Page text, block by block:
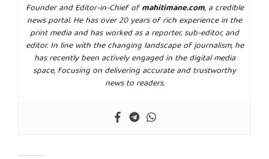
Founder and Editor-in-Chief ofmahitimane.com, a credible
news portal. He has over 20 years of rich experience in the
print media and has worked as a reporter, sub-editor, and
editor. In line with the changing landscape of journalism, he
has recently been actively engaged in the digital media
space, focusing on delivering accurate and trustworthy
news to readers.